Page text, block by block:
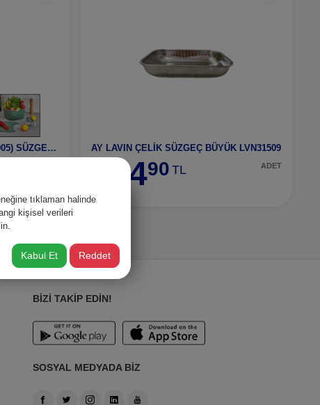
5 PARÇA SET -16 MOİ (OCE 1005) SÜZGEÇ SETİ AY LAVIN ÇELİK SÜZGEÇ BÜYÜK LVN31509
45490 TL ADET
BİZİ TAKİP EDİN!
SOSYAL MEDYADA BİZ
tıklaman halinde
kişisel verileri
Kabul Et Reddet